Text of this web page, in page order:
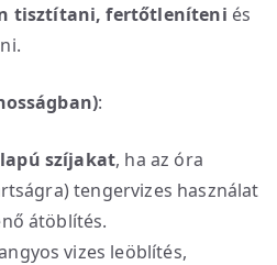
tisztítani, fertőtleníteni és
:
szíjakat, ha az óra
tengervizes használat
átöblítés.
vizes leöblítés,